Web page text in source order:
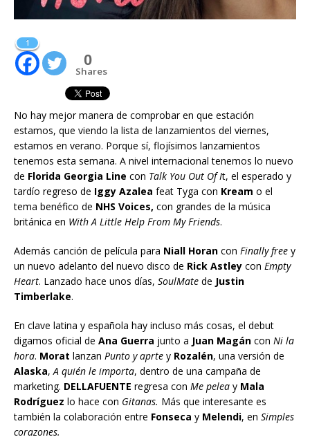
1
0
Shares
No hay mejor manera de comprobar en que estación
estamos, que viendo la lista de lanzamientos del viernes,
estamos en verano. Porque sí, flojísimos lanzamientos
tenemos esta semana. A nivel internacional tenemos lo nuevo
de Florida Georgia Line con Talk You Out Of It, el esperado y
tardío regreso de Iggy Azalea feat Tyga con Kream o el
tema benéfico de NHS Voices, con grandes de la música
británica en With A Little Help From My Friends.
Además canción de película para Niall Horan con Finally free y
un nuevo adelanto del nuevo disco de Rick Astley con Empty
Heart. Lanzado hace unos días, SoulMate de Justin
Timberlake.
En clave latina y española hay incluso más cosas, el debut
digamos oficial de Ana Guerra junto a Juan Magán con Ni la
hora. Morat lanzan Punto y aprte y Rozalén, una versión de
Alaska, A quién le importa, dentro de una campaña de
marketing. DELLAFUENTE regresa con Me pelea y Mala
Rodríguez lo hace con Gitanas. Más que interesante es
también la colaboración entre Fonseca y Melendi, en Simples
corazones.